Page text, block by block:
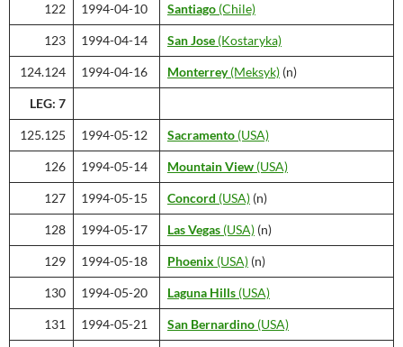
122 1994-04-10 Santiago (Chile)
123 1994-04-14 San Jose (Kostaryka)
124.124 1994-04-16 Monterrey(Meksyk) (n)
LEG: 7
125.125 1994-05-12 Sacramento (USA)
126 1994-05-14 Mountain View (USA)
127 1994-05-15 Concord (USA) (n)
128 1994-05-17 Las Vegas (USA) (n)
129 1994-05-18 Phoenix (USA) (n)
130 1994-05-20 Laguna Hills (USA)
131 1994-05-21 San Bernardino (USA)